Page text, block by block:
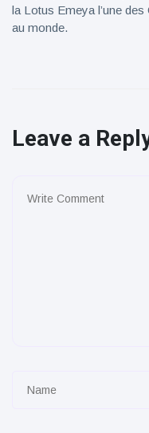
la Lotus Emeya l’une
au monde.
Leave a